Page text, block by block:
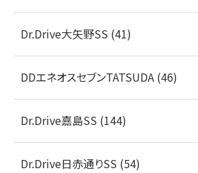
Dr.Drive大矢野SS (41)
DDエネオスセブンTATSUDA (46)
Dr.Drive嘉島SS (144)
Dr.Drive日赤通りSS (54)